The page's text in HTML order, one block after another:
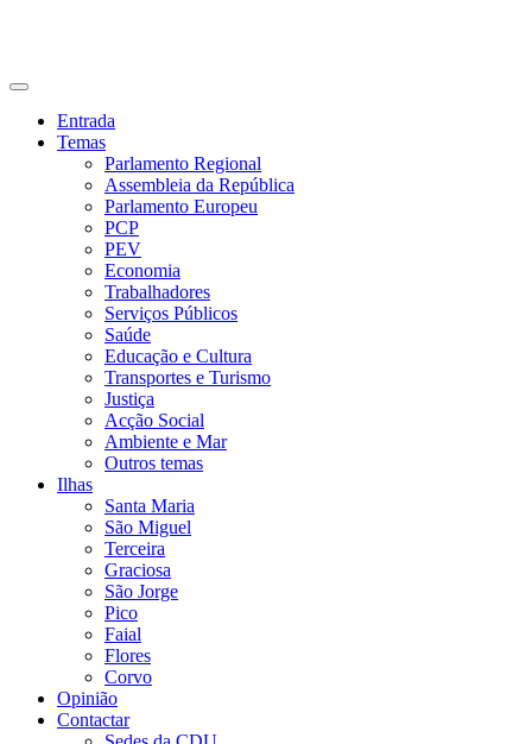
Entrada
Temas
Parlamento Regional
Assembleia da República
Parlamento Europeu
PCP
PEV
Economia
Trabalhadores
Serviços Públicos
Saúde
Educação e Cultura
Transportes e Turismo
Justiça
Acção Social
Ambiente e Mar
Outros temas
Ilhas
Santa Maria
São Miguel
Terceira
Graciosa
São Jorge
Pico
Faial
Flores
Corvo
Opinião
Contactar